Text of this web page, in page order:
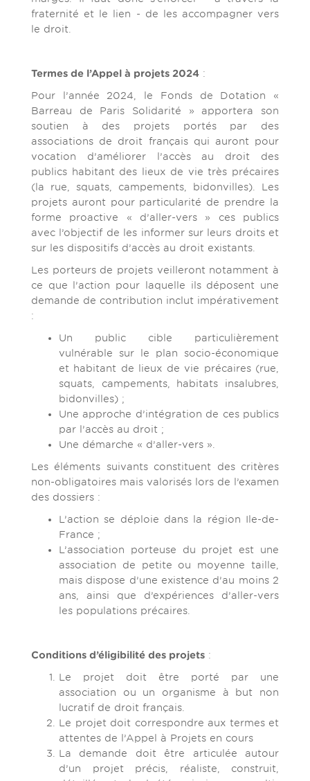
fraternité et le lien - de les accompagner vers
le droit.
Termes de l’Appel à projets 2024 :
Pour l’année 2024, le Fonds de Dotation «
Barreau de Paris Solidarité » apportera son
soutien à des projets portés par des
associations de droit français qui auront pour
vocation d’améliorer l’accès au droit des
publics habitant des lieux de vie très précaires
(la rue, squats, campements, bidonvilles). Les
projets auront pour particularité de prendre la
forme proactive « d’aller-vers » ces publics
avec l’objectif de les informer sur leurs droits et
sur les dispositifs d’accès au droit existants.
Les porteurs de projets veilleront notamment à
ce que l’action pour laquelle ils déposent une
demande de contribution inclut impérativement
:
Un public cible particulièrement
vulnérable sur le plan socio-économique
et habitant de lieux de vie précaires (rue,
squats, campements, habitats insalubres,
bidonvilles) ;
Une approche d’intégration de ces publics
par l’accès au droit ;
Une démarche « d’aller-vers ».
Les éléments suivants constituent des critères
non-obligatoires mais valorisés lors de l’examen
des dossiers :
L’action se déploie dans la région Ile-de-
France ;
L’association porteuse du projet est une
association de petite ou moyenne taille,
mais dispose d’une existence d’au moins 2
ans, ainsi que d’expériences d’aller-vers
les populations précaires.
Conditions d’éligibilité des projets :
Le projet doit être porté par une
association ou un organisme à but non
lucratif de droit français.
Le projet doit correspondre aux termes et
attentes de l’Appel à Projets en cours
La demande doit être articulée autour
d’un projet précis, réaliste, construit,